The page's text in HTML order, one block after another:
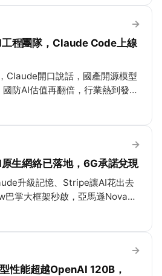
→
程團隊，Claude Code上線
Claude開口說話，國產開源模型
防AI估值再翻倍，行業熱到發
→
生網絡已落地，6G承諾兌現
升級記憶、Stripe讓AI花出去
巴掌大框架秒啟，亞馬遜Nova
Alphabet回購機器人，國防部帶
→
性能超越OpenAI 120B，